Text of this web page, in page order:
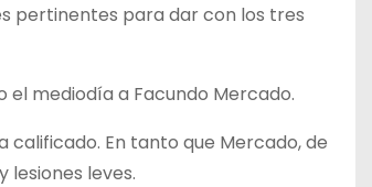
pertinentes para dar con los tres
el mediodía a Facundo Mercado.
En tanto que Mercado, de
lesiones leves.